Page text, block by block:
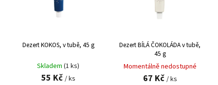
Dezert KOKOS, v tubě, 45 g
Skladem (1 ks)
55 Kč / ks
Dezert BÍLÁ ČOKOLÁDA v tubě,
45 g
Momentálně nedostupné
67 Kč / ks